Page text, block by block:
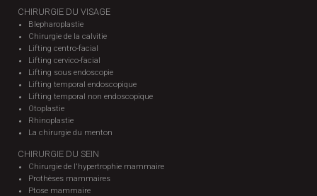
CHIRURGIE DU VISAGE
Blepharoplastie
Chirurgie de la calvitie
Lifting centro-facial
Lifting cervico-facial
Lifting sous endoscopie
Lifting temporal endoscopique
Lifting temporal non endoscopique
Otoplastie
Rhinoplastie
La chirurgie du menton
CHIRURGIE DU SEIN
Chirurgie de l'hypertrophie mammaire
Prothèses mammaires
Ptose mammaire